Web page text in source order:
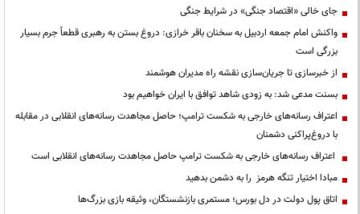
جای خالی «اقتصاد جنگی» در شرایط جنگی
واکنش امام جمعه اردبیل به سخنان باقر خرازی: دروغ بستن به رهبری قطعاً جرم بسیار
بزرگی است
از خبرسازی تا جریان‌سازی نقشه راه مدیران هوشمند
بسنت مدعی شد: به زودی شاهد توافق با ایران خواهیم بود
اعتراف رسانه‌های خارجی به شکست ترامپ؛ حاصل مجاهدت رسانه‌های انقلابی در مقابله
با دروغ‌پراکنی دشمنان
اعتراف رسانه‌های خارجی به شکست ترامپ حاصل مجاهدت رسانه‌های انقلابی است
مبادا اختیار تنگه هرمز را به دشمن بدهید
اتاق پول دولت در دل بورس؛ مستمری بازنشستگان، وثیقه بازی بزرگ‌ها